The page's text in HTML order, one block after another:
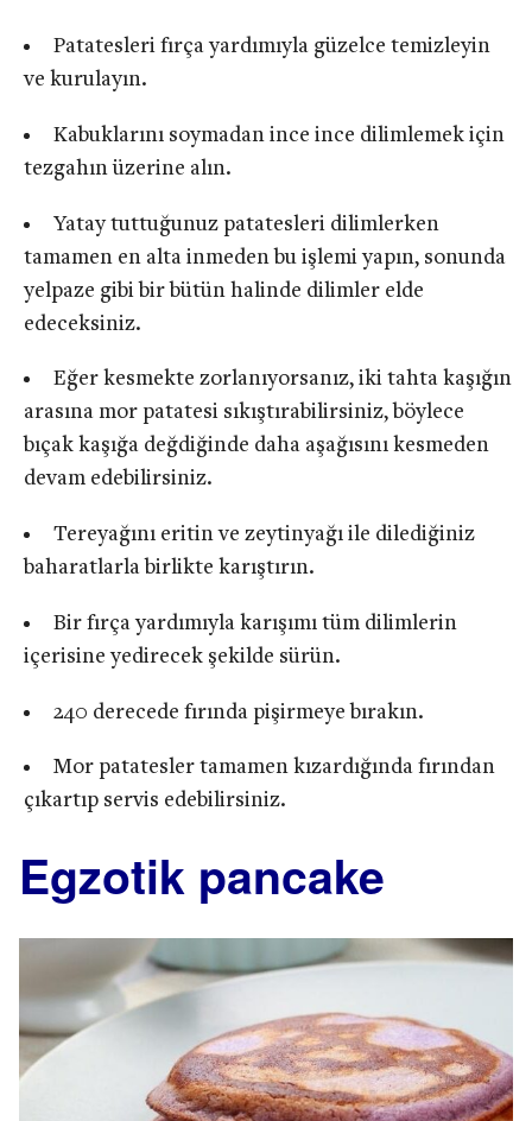
Patatesleri fırça yardımıyla güzelce temizleyin
ve kurulayın.
Kabuklarını soymadan ince ince dilimlemek için
tezgahın üzerine alın.
Yatay tuttuğunuz patatesleri dilimlerken
tamamen en alta inmeden bu işlemi yapın, sonunda
yelpaze gibi bir bütün halinde dilimler elde
edeceksiniz.
Eğer kesmekte zorlanıyorsanız, iki tahta kaşığın
arasına mor patatesi sıkıştırabilirsiniz, böylece
bıçak kaşığa değdiğinde daha aşağısını kesmeden
devam edebilirsiniz.
Tereyağını eritin ve zeytinyağı ile dilediğiniz
baharatlarla birlikte karıştırın.
Bir fırça yardımıyla karışımı tüm dilimlerin
içerisine yedirecek şekilde sürün.
240 derecede fırında pişirmeye bırakın.
Mor patatesler tamamen kızardığında fırından
çıkartıp servis edebilirsiniz.
Egzotik pancake